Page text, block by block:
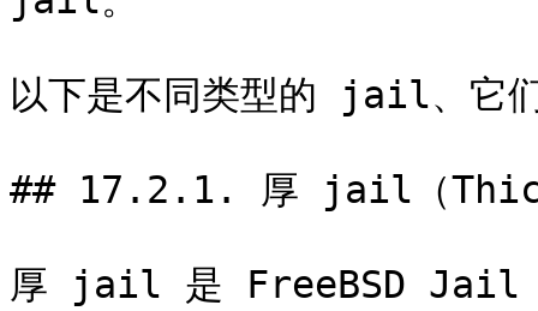
以下是不同类型的 jail、它
## 17.2.1. 厚 jail（
厚 jail 是 FreeBSD Jail